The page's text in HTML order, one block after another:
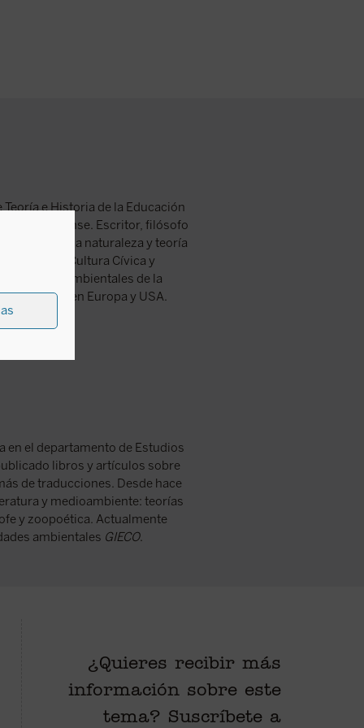
e Historia de la Educación
Complutense. Escritor, filósofo
la técnica y la naturaleza y teoría
Cultura Cívica y
Ambientales de la
ecologista en Europa y USA.
en el departamento de Estudios
libros y artículos sobre
de traducciones. Desde hace
y medioambiente: teorías
y zoopoética. Actualmente
ambientales GIECO.
la utopía
enlace del transhumanismo con la
civilización, ofreciendo nuevos
¿Quieres recibir más
información sobre este
tema? Suscríbete a